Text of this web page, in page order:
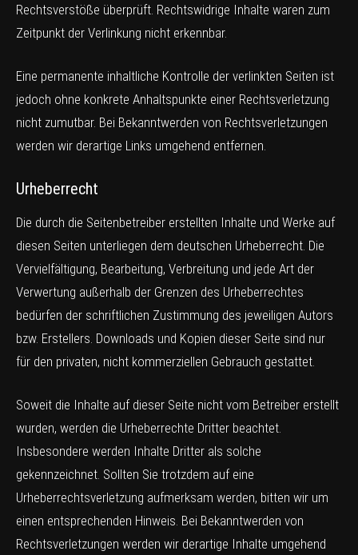
Rechtsverstöße überprüft. Rechtswidrige Inhalte waren zum
Zeitpunkt der Verlinkung nicht erkennbar.
Eine permanente inhaltliche Kontrolle der verlinkten Seiten ist
jedoch ohne konkrete Anhaltspunkte einer Rechtsverletzung
nicht zumutbar. Bei Bekanntwerden von Rechtsverletzungen
werden wir derartige Links umgehend entfernen.
Urheberrecht
Die durch die Seitenbetreiber erstellten Inhalte und Werke auf
diesen Seiten unterliegen dem deutschen Urheberrecht. Die
Vervielfältigung, Bearbeitung, Verbreitung und jede Art der
Verwertung außerhalb der Grenzen des Urheberrechtes
bedürfen der schriftlichen Zustimmung des jeweiligen Autors
bzw. Erstellers. Downloads und Kopien dieser Seite sind nur
für den privaten, nicht kommerziellen Gebrauch gestattet.
Soweit die Inhalte auf dieser Seite nicht vom Betreiber erstellt
wurden, werden die Urheberrechte Dritter beachtet.
Insbesondere werden Inhalte Dritter als solche
gekennzeichnet. Sollten Sie trotzdem auf eine
Urheberrechtsverletzung aufmerksam werden, bitten wir um
einen entsprechenden Hinweis. Bei Bekanntwerden von
Rechtsverletzungen werden wir derartige Inhalte umgehend